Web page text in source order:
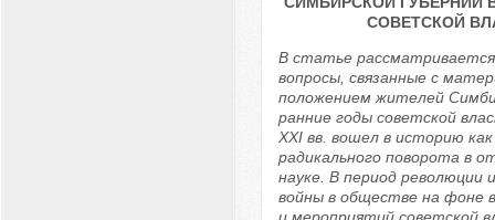
СОВЕТСКОЙ
В статье
вопросы, связанные с
положением жителей
ранние годы советской
XXI вв. вошел в историю
радикального поворота в
науке. В период революции
войны в обществе на фоне